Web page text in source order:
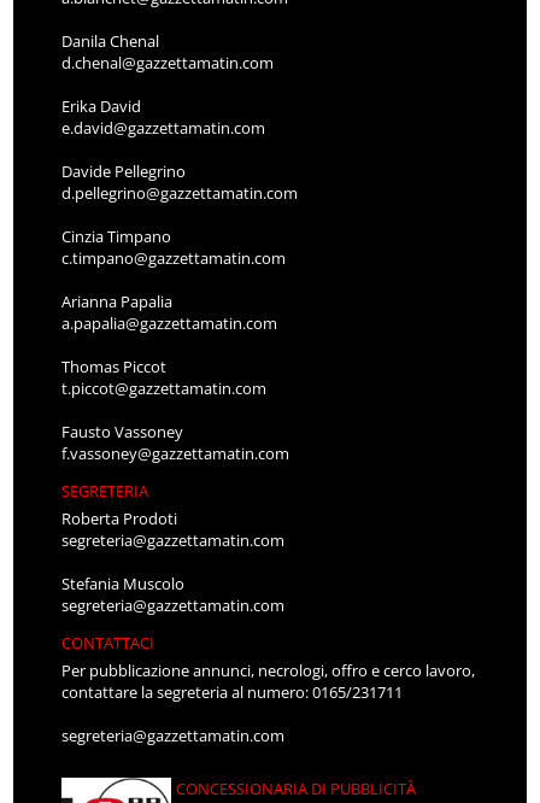
Danila Chenal
d.chenal@gazzettamatin.com
Erika David
e.david@gazzettamatin.com
Davide Pellegrino
d.pellegrino@gazzettamatin.com
Cinzia Timpano
c.timpano@gazzettamatin.com
Arianna Papalia
a.papalia@gazzettamatin.com
Thomas Piccot
t.piccot@gazzettamatin.com
Fausto Vassoney
f.vassoney@gazzettamatin.com
SEGRETERIA
Roberta Prodoti
segreteria@gazzettamatin.com
Stefania Muscolo
segreteria@gazzettamatin.com
CONTATTACI
Per pubblicazione annunci, necrologi, offro e cerco lavoro,
contattare la segreteria al numero: 0165/231711
segreteria@gazzettamatin.com
CONCESSIONARIA DI PUBBLICITÀ